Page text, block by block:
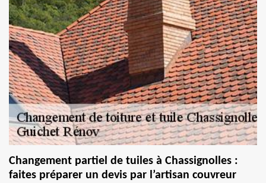
Changement partiel de tuiles à Chassignolles :
faites préparer un devis par l’artisan couvreur